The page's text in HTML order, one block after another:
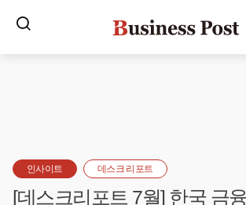
인사이트 데스크 리포트
[데스크리포트 7월] 한국 금